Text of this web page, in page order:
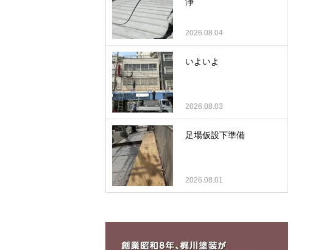
2026.08.04
いよいよ
2026.08.03
足場仮設下準備
2026.08.01